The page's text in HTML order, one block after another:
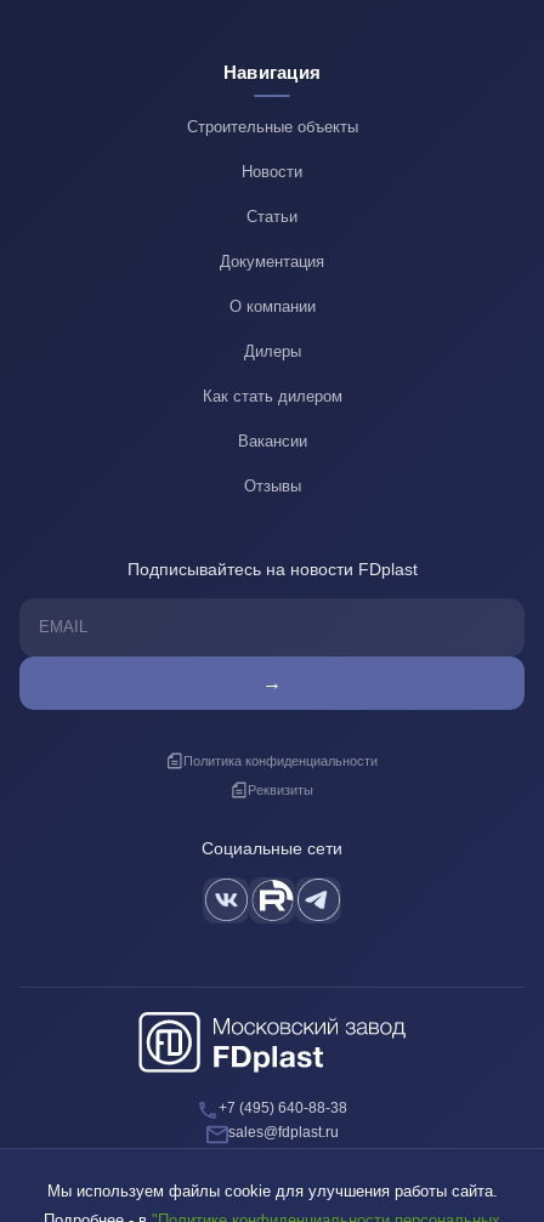
Навигация
Строительные объекты
Новости
Статьи
Документация
О компании
Дилеры
Как стать дилером
Вакансии
Отзывы
Подписывайтесь на новости FDplast
→
Политика конфиденциальности
Реквизиты
Социальные сети
+7 (495) 640-88-38
sales@fdplast.ru
Мы используем файлы cookie для улучшения работы сайта.